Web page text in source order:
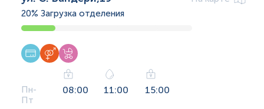
20% Загрузка отделения
Пн-
Пт
08:00 11:00 15:00